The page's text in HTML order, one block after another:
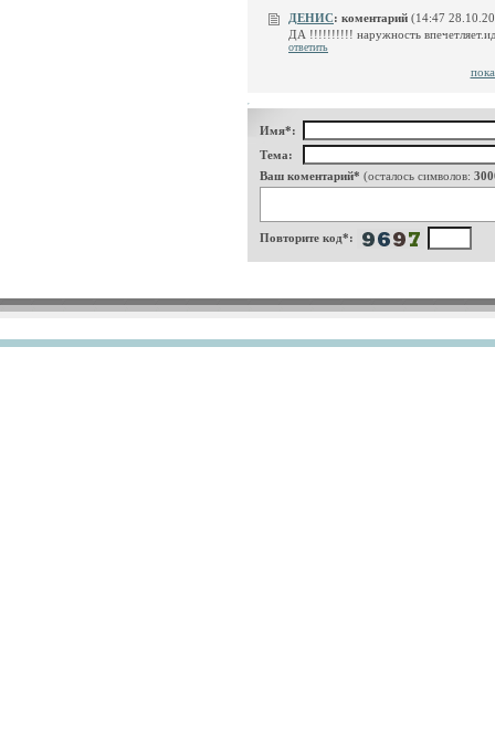
ДЕНИС: коментарий (14:47
ДА !!!!!!!!!! наружность
ответить
Имя*:
Тема:
Ваш коментарий* (осталось символов:
Повторите код*: